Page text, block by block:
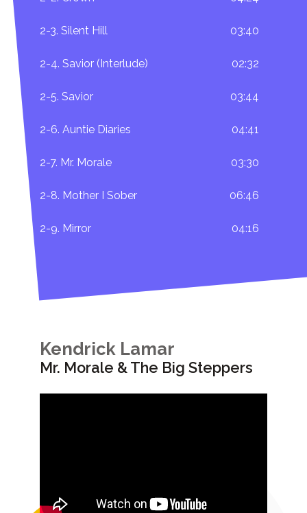
2-3. Silent Hill 03:40
2-4. Savior (Interlude) 02:32
2-5. Savior 03:44
2-6. Auntie Diaries 04:41
2-7. Mr. Morale 03:30
2-8. Mother I Sober 06:46
2-9. Mirror 04:16
Kendrick Lamar
Mr. Morale & The Big Steppers